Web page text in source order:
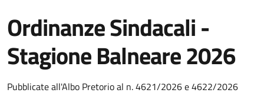
Ordinanze Sindacali -
Stagione Balneare 2026
Dettagli della notizia
Pubblicate all'Albo Pretorio al n. 4621/2026 e 4622/2026